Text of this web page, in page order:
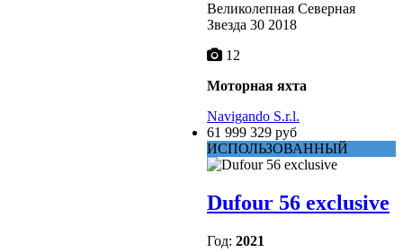
Великолепная Северная
Звезда 30 2018
12
Моторная яхта
Navigando S.r.l.
61 999 329 руб
ИСПОЛЬЗОВАННЫЙ
Dufour 56 exclusive
Год: 2021